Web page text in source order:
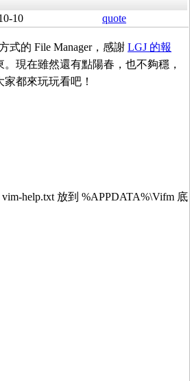
10 quote
式的 File Manager，感謝 LGJ 的報
。現在雖然還有點陽春，也不夠穩，
都來玩玩看吧！
help.txt 放到 %APPDATA%\Vifm 底